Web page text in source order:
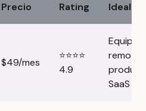
Precio Rating Ideal
$49/mes
⭐⭐⭐⭐
4.9
Equipos
SaaS